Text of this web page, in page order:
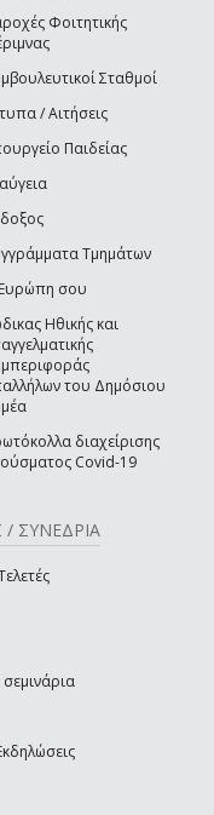
Φοιτητικής
Σταθμοί
/ Αιτήσεις
Παιδείας
Τμημάτων
σου
Ηθικής και
του Δημόσιου
διαχείρισης
Covid-19
/ ΣΥΝΕΔΡΙΑ